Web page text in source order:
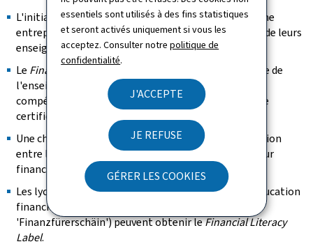
essentiels sont utilisés à des fins statistiques
et seront activés uniquement si vous les
acceptez. Consulter notrepolitique de
confidentialité.
J'ACCEPTE
JE REFUSE
GÉRER LES COOKIES
L'initiativeEduStart-Uppermet aux lycées de créer une
entreprise scolaire, gérée par les élèves avec l'appui de leurs
enseignants.
Le Finanzfürerschäinpermet aux élèves de 5e et de 2e de
l'enseignement secondaire de faire certifier leurs
compétences financières. Pour les élèves de 2e, cette
certification sera possible dès la rentrée 2027/2028.
Une charte nationale définit les règles de collaboration
entre le ministère et les acteurs pertinents du secteur
financier.
Les lycées engagés dans des activités régulières d'éducation
financière (ateliers, projets, mini-entreprises,
'Finanzfürerschäin') peuvent obtenir leFinancial Literacy
Label.